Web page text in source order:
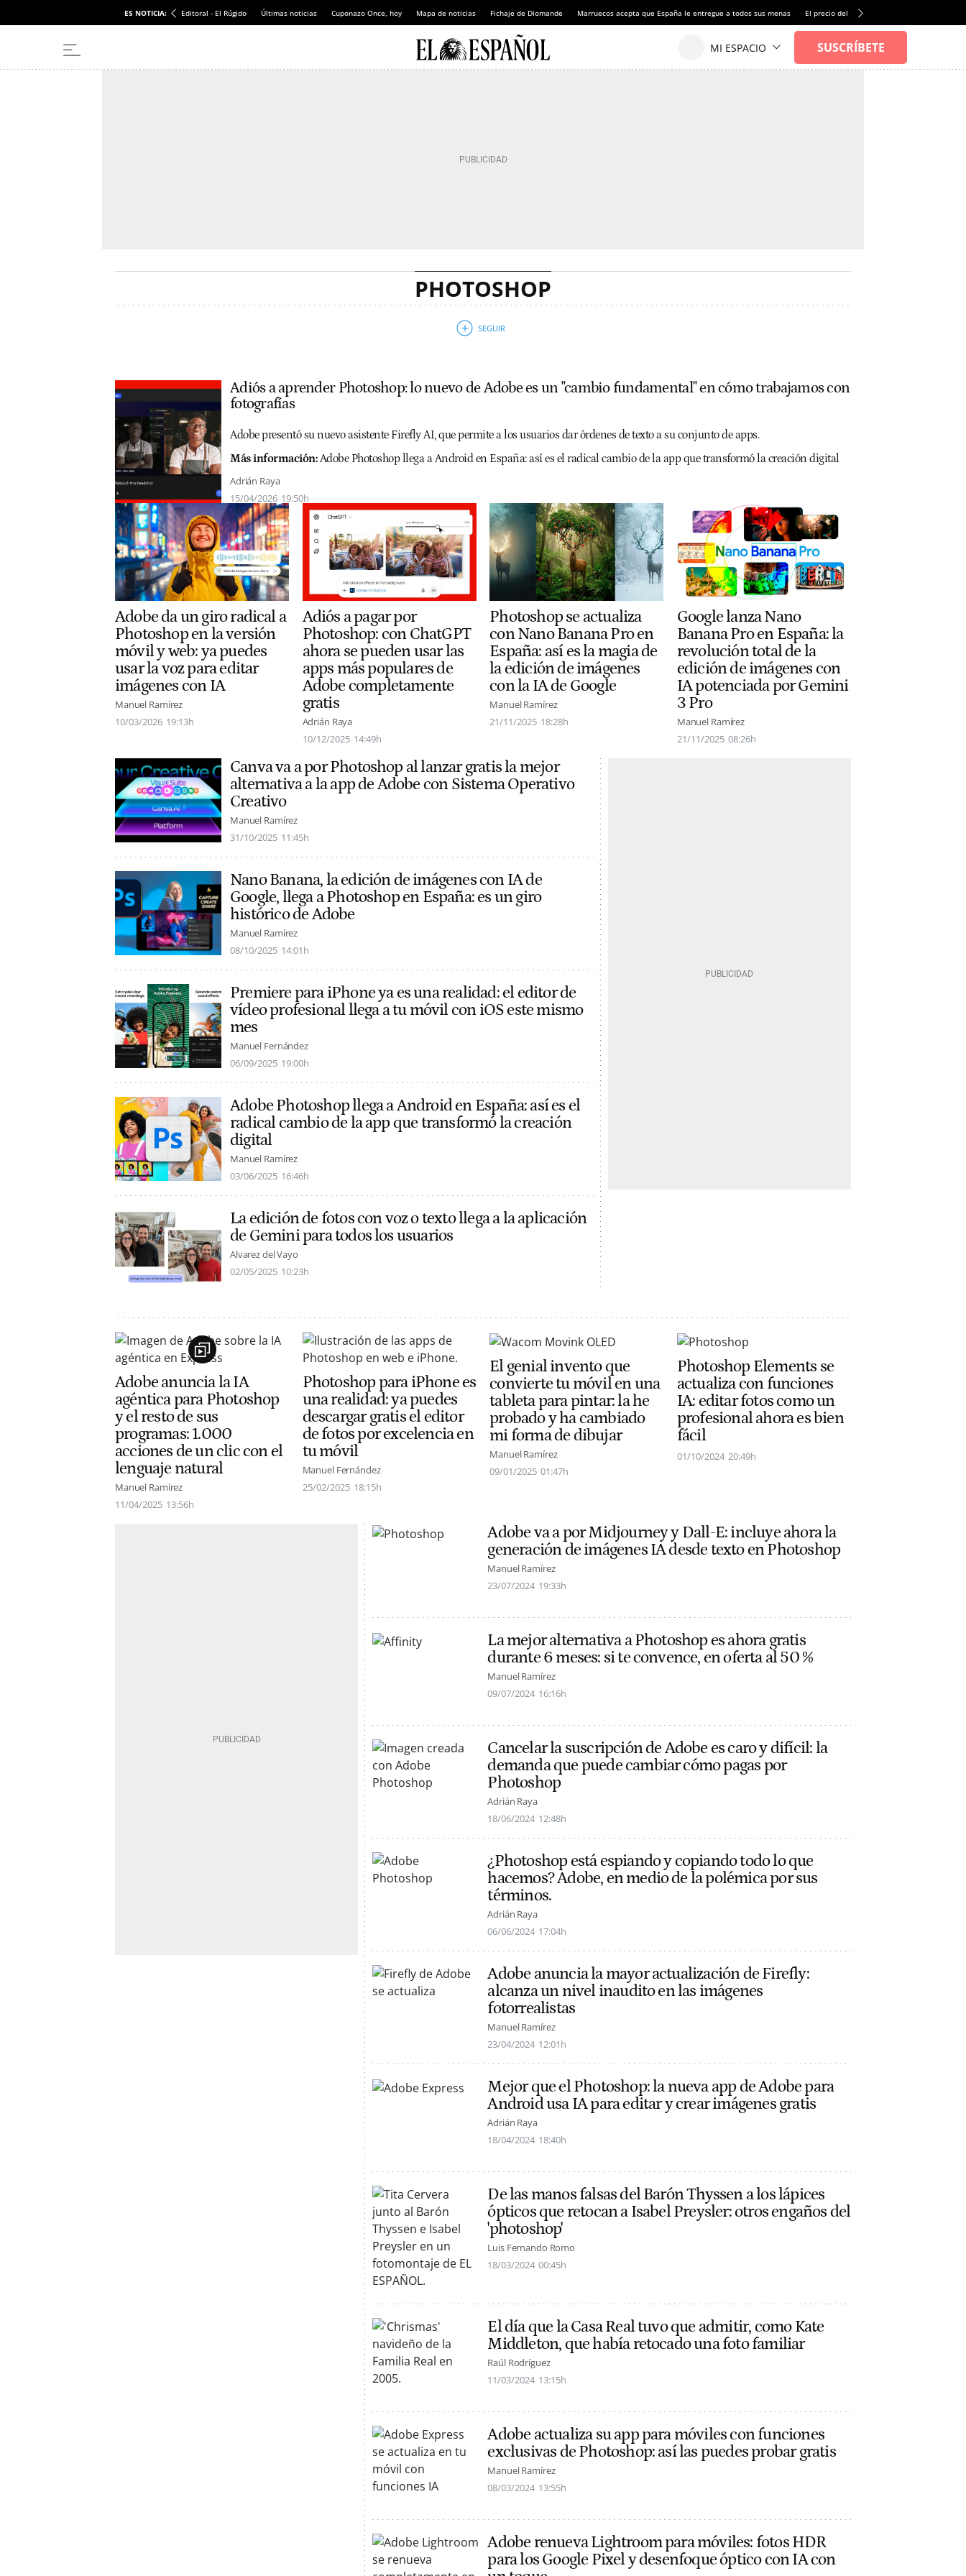
ES NOTICIA: Editoral - El Rúgido Últimas noticias Cuponazo Once, hoy Mapa de noticias Fichaje de Diomande Marruecos acepta que España le entregue a todos sus menas El precio del alquiler de vivienda baja por
PHOTOSHOP
Adiós a aprender Photoshop: lo nuevo de Adobe es un "cambio fundamental" en cómo trabajamos con
fotografías
Adobe presentó su nuevo asistente Firefly AI, que permite a los usuarios dar órdenes de texto a su conjunto de apps.
Más información: Adobe Photoshop llega a Android en España: así es el radical cambio de la app que transformó la creación digital
Adrián Raya
15/04/2026 19:50h
Adobe da un giro radical a
Photoshop en la versión
móvil y web: ya puedes
usar la voz para editar
imágenes con IA
Manuel Ramírez
10/03/2026 19:13h
Adiós a pagar por
Photoshop: con ChatGPT
ahora se pueden usar las
apps más populares de
Adobe completamente
gratis
Adrián Raya
10/12/2025 14:49h
Photoshop se actualiza
con Nano Banana Pro en
España: así es la magia de
la edición de imágenes
con la IA de Google
Manuel Ramírez
21/11/2025 18:28h
Google lanza Nano
Banana Pro en España: la
revolución total de la
edición de imágenes con
IA potenciada por Gemini
3 Pro
Manuel Ramírez
21/11/2025 08:26h
Canva va a por Photoshop al lanzar gratis la mejor
alternativa a la app de Adobe con Sistema Operativo
Creativo
Manuel Ramírez
31/10/2025 11:45h
Nano Banana, la edición de imágenes con IA de
Google, llega a Photoshop en España: es un giro
histórico de Adobe
Manuel Ramírez
08/10/2025 14:01h
Premiere para iPhone ya es una realidad: el editor de
vídeo profesional llega a tu móvil con iOS este mismo
mes
Manuel Fernández
06/09/2025 19:00h
Adobe Photoshop llega a Android en España: así es el
radical cambio de la app que transformó la creación
digital
Manuel Ramírez
03/06/2025 16:46h
La edición de fotos con voz o texto llega a la aplicación
de Gemini para todos los usuarios
Alvarez del Vayo
02/05/2025 10:23h
Adobe anuncia la IA
agéntica para Photoshop
y el resto de sus
programas: 1.000
acciones de un clic con el
lenguaje natural
Manuel Ramírez
11/04/2025 13:56h
Photoshop para iPhone es
una realidad: ya puedes
descargar gratis el editor
de fotos por excelencia en
tu móvil
Manuel Fernández
25/02/2025 18:15h
El genial invento que
convierte tu móvil en una
tableta para pintar: la he
probado y ha cambiado
mi forma de dibujar
Manuel Ramírez
09/01/2025 01:47h
Photoshop Elements se
actualiza con funciones
IA: editar fotos como un
profesional ahora es bien
fácil
01/10/2024 20:49h
Adobe va a por Midjourney y Dall-E: incluye ahora la
generación de imágenes IA desde texto en Photoshop
Manuel Ramírez
23/07/2024 19:33h
La mejor alternativa a Photoshop es ahora gratis
durante 6 meses: si te convence, en oferta al 50 %
Manuel Ramírez
09/07/2024 16:16h
Cancelar la suscripción de Adobe es caro y difícil: la
demanda que puede cambiar cómo pagas por
Photoshop
Adrián Raya
18/06/2024 12:48h
¿Photoshop está espiando y copiando todo lo que
hacemos? Adobe, en medio de la polémica por sus
términos.
Adrián Raya
06/06/2024 17:04h
Adobe anuncia la mayor actualización de Firefly:
alcanza un nivel inaudito en las imágenes
fotorrealistas
Manuel Ramírez
23/04/2024 12:01h
Mejor que el Photoshop: la nueva app de Adobe para
Android usa IA para editar y crear imágenes gratis
Adrián Raya
18/04/2024 18:40h
De las manos falsas del Barón Thyssen a los lápices
ópticos que retocan a Isabel Preysler: otros engaños del
'photoshop'
Luis Fernando Romo
18/03/2024 00:45h
El día que la Casa Real tuvo que admitir, como Kate
Middleton, que había retocado una foto familiar
Raúl Rodríguez
11/03/2024 13:15h
Adobe actualiza su app para móviles con funciones
exclusivas de Photoshop: así las puedes probar gratis
Manuel Ramírez
08/03/2024 13:55h
Adobe renueva Lightroom para móviles: fotos HDR
para los Google Pixel y desenfoque óptico con IA con